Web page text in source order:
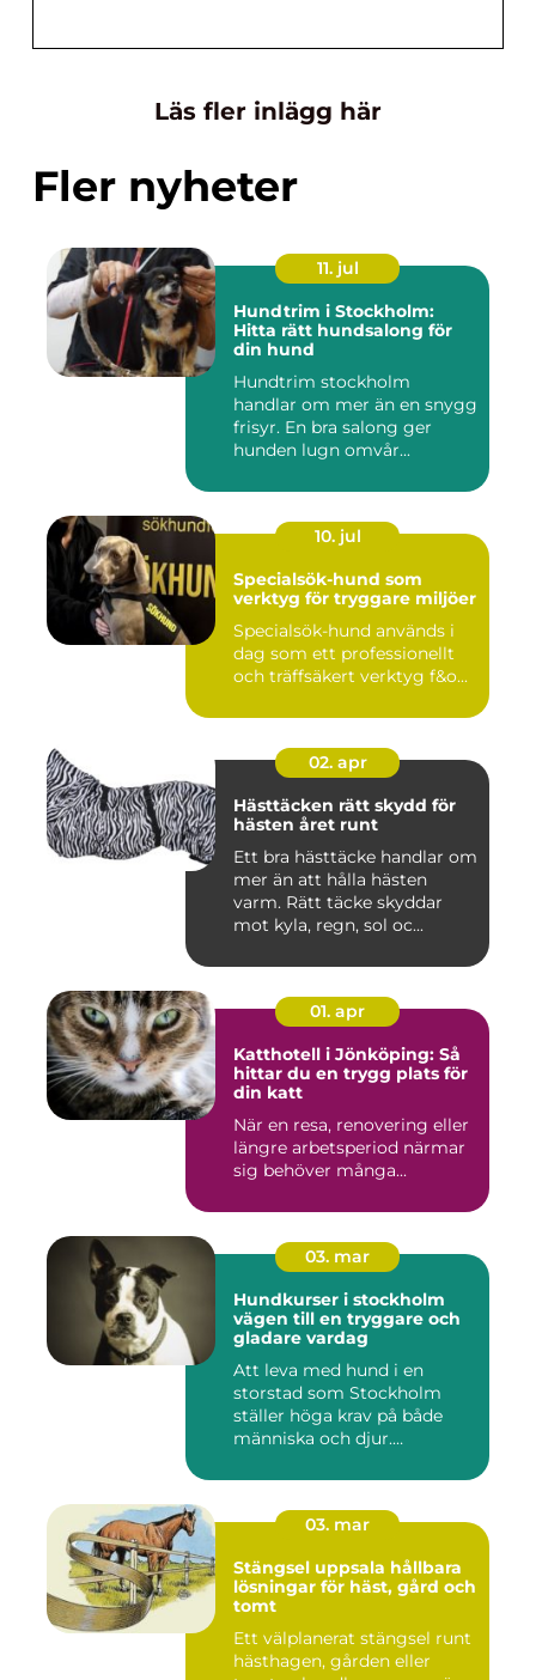
Läs fler inlägg här
Fler nyheter
11. jul
Hundtrim i Stockholm:
Hitta rätt hundsalong för
din hund
Hundtrim stockholm
handlar om mer än en snygg
frisyr. En bra salong ger
hunden lugn omvår...
10. jul
Specialsök-hund som
verktyg för tryggare miljöer
Specialsök-hund används i
dag som ett professionellt
och träffsäkert verktyg f&o...
02. apr
Hästtäcken rätt skydd för
hästen året runt
Ett bra hästtäcke handlar om
mer än att hålla hästen
varm. Rätt täcke skyddar
mot kyla, regn, sol oc...
01. apr
Katthotell i Jönköping: Så
hittar du en trygg plats för
din katt
När en resa, renovering eller
längre arbetsperiod närmar
sig behöver många...
03. mar
Hundkurser i stockholm
vägen till en tryggare och
gladare vardag
Att leva med hund i en
storstad som Stockholm
ställer höga krav på både
människa och djur.
03. mar
Stängsel uppsala hållbara
lösningar för häst, gård och
tomt
Ett välplanerat stängsel runt
hästhagen, gården eller